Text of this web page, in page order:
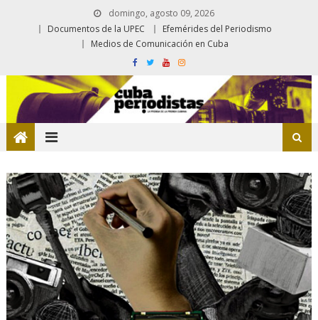
domingo, agosto 09, 2026
Documentos de la UPEC
Efemérides del Periodismo
Medios de Comunicación en Cuba